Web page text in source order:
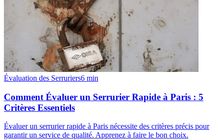
Évaluation des Serruriers6 min
Comment Évaluer un Serrurier Rapide à Paris : 5
Critères Essentiels
Évaluer un serrurier rapide à Paris nécessite des critères précis pour
garantir un service de qualité. Apprenez à faire le bon choix.